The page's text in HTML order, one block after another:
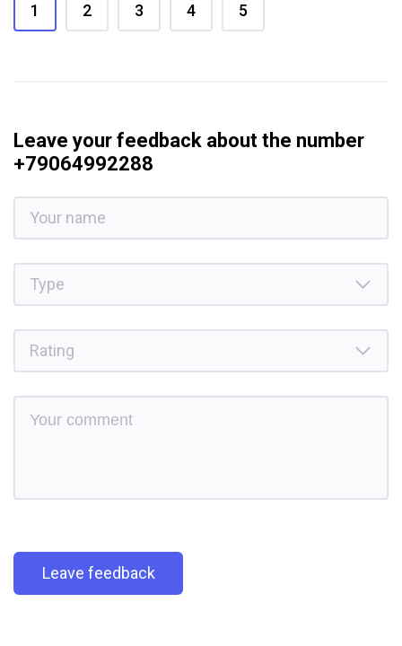
1 2 3 4 5
Leave your feedback about the number
+79064992288
Leave feedback